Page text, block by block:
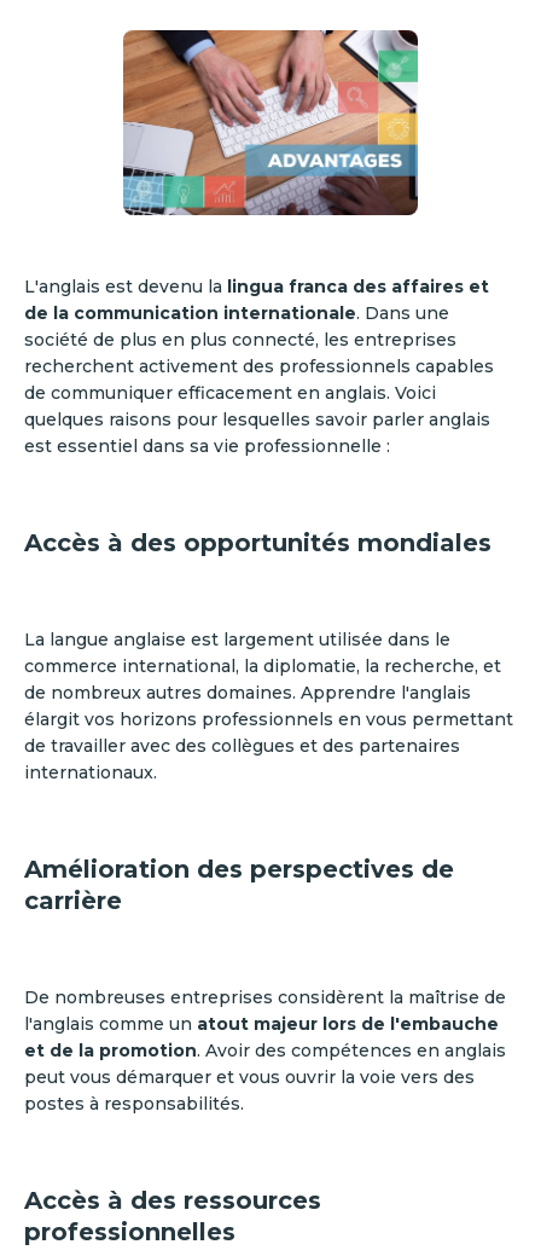
L'anglais est devenu la lingua franca des affaires et
de la communication internationale. Dans une
société de plus en plus connecté, les entreprises
recherchent activement des professionnels capables
de communiquer efficacement en anglais. Voici
quelques raisons pour lesquelles savoir parler anglais
est essentiel dans sa vie professionnelle :
Accès à des opportunités mondiales
La langue anglaise est largement utilisée dans le
commerce international, la diplomatie, la recherche, et
de nombreux autres domaines. Apprendre l'anglais
élargit vos horizons professionnels en vous permettant
de travailler avec des collègues et des partenaires
internationaux.
Amélioration des perspectives de
carrière
De nombreuses entreprises considèrent la maîtrise de
l'anglais comme un atout majeur lors de l'embauche
et de la promotion. Avoir des compétences en anglais
peut vous démarquer et vous ouvrir la voie vers des
postes à responsabilités.
Accès à des ressources
professionnelles